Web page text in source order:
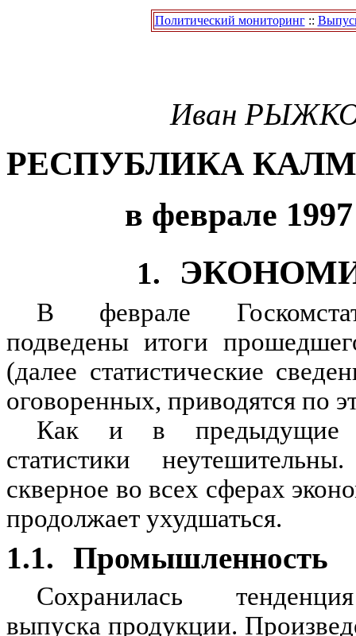
Политический мониторинг::
Иван
РЕСПУБЛИКА
в феврале
1.
В феврале
подведены итоги
(далее статистические
оговоренных, приводятся по
Как и в предыдущие
статистики
скверное во всех сферах
продолжает ухудшаться.
1.1. Промышленность
Сохранилась
выпуска продукции.